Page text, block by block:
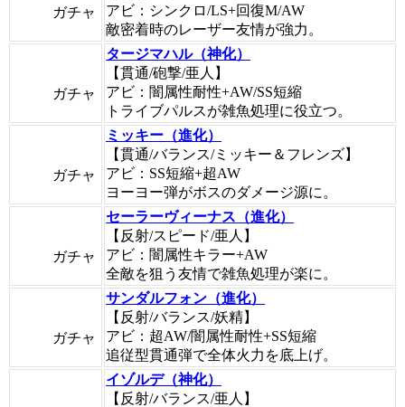
ガチャ
アビ：シンクロ/LS+回復M/AW
敵密着時のレーザー友情が強力。
ガチャ
タージマハル（神化）
【貫通/砲撃/亜人】
アビ：闇属性耐性+AW/SS短縮
トライブパルスが雑魚処理に役立つ。
ガチャ
ミッキー（進化）
【貫通/バランス/ミッキー＆フレンズ】
アビ：SS短縮+超AW
ヨーヨー弾がボスのダメージ源に。
ガチャ
セーラーヴィーナス（進化）
【反射/スピード/亜人】
アビ：闇属性キラー+AW
全敵を狙う友情で雑魚処理が楽に。
ガチャ
サンダルフォン（進化）
【反射/バランス/妖精】
アビ：超AW/闇属性耐性+SS短縮
追従型貫通弾で全体火力を底上げ。
イゾルデ（神化）
【反射/バランス/亜人】